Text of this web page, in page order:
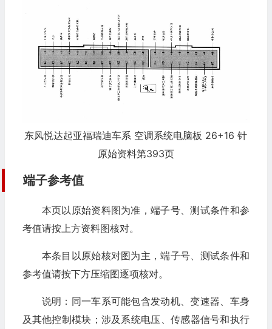
东风悦达起亚福瑞迪车系 空调系统电脑板 26+16 针
原始资料第393页
端子参考值
本页以原始资料图为准，端子号、测试条件和参
考值请按上方资料图核对。
本条目以原始核对图为主，端子号、测试条件和
参考值请按下方压缩图逐项核对。
说明：同一车系可能包含发动机、变速器、车身
及其他控制模块；涉及系统电压、传感器信号和执行